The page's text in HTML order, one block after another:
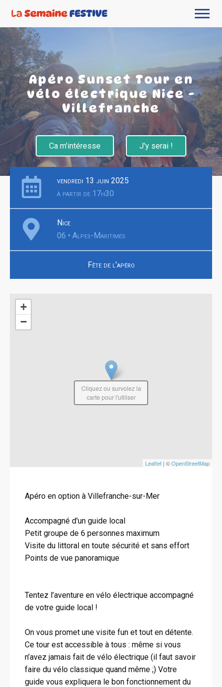
Apéro Sunset Tour en
vélo électrique Nice -
Villefranche
Ca m'intéresse J'y serai !
vendredi 13 juin 2025
à partir de 17h30
Nice
06 • Alpes-Maritimes
Fête de l'apéro
+
−
Leaflet | ©OpenStreetMap
Cliquez ou survolez la
carte pour l'utiliser
Apéro en option à Villefranche-sur-Mer
Accompagné d'un guide local
Petit groupe de 6 personnes maximum
Visite du littoral en toute sécurité et sans effort
Points de vue panoramique
Tentez l’aventure en vélo électrique accompagné
de votre guide local !
On vous promet une visite fun et tout en détente.
Ce tour est accessible à tous : même si vous
n’avez jamais fait de vélo électrique (il faut savoir
faire du vélo classique quand même ;) Votre
guide vous expliquera le bon fonctionnement du